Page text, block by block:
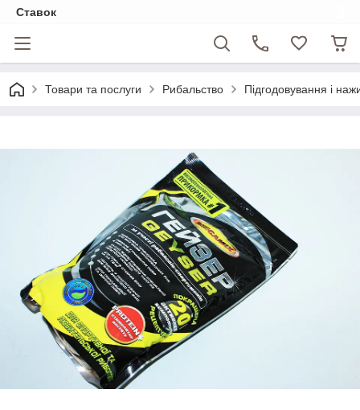
Ставок
Товари та послуги Рибальство Підгодовування і